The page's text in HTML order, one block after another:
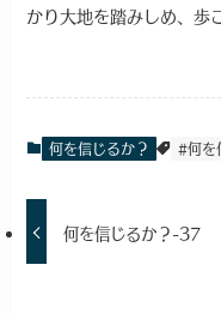
かり大地を踏みしめ、歩
何を信じるか？ #何を
何を信じるか？-37